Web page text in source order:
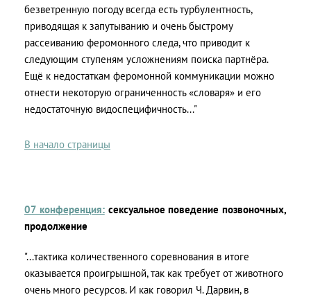
безветренную погоду всегда есть турбулентность,
приводящая к запутыванию и очень быстрому
рассеиванию феромонного следа, что приводит к
следующим ступеням усложнениям поиска партнёра.
Ещё к недостаткам феромонной коммуникации можно
отнести некоторую ограниченность «словаря» и его
недостаточную видоспецифичность..."
В начало страницы
07 конференция: сексуальное поведение позвоночных,
продолжение
"...тактика количественного соревнования в итоге
оказывается проигрышной, так как требует от животного
очень много ресурсов. И как говорил Ч. Дарвин, в